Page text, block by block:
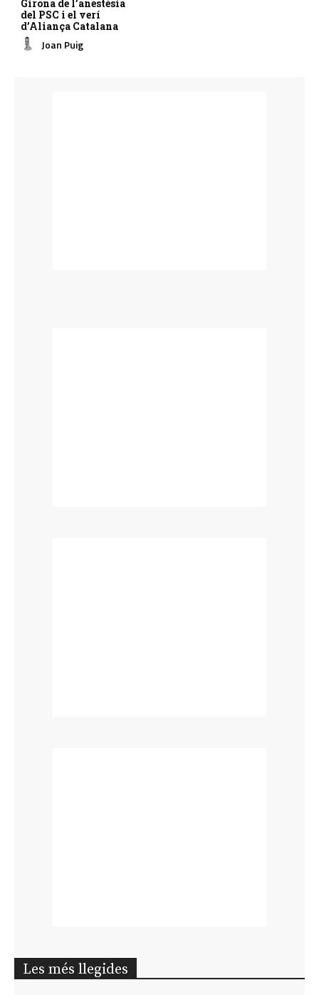
Girona de l’anestèsia
del PSC i el verí
d’Aliança Catalana
Joan Puig
Les més llegides